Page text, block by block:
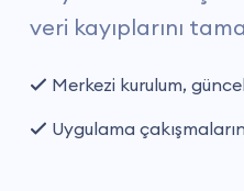
veri kayıplarını
Merkezi kurulum,
Uygulama